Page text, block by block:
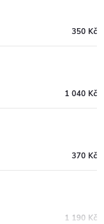
350 Kč
1 040 Kč
370 Kč
1 190 Kč